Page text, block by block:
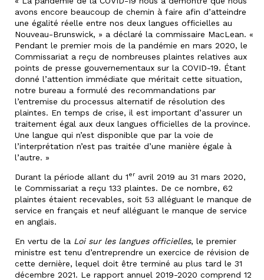
avons encore beaucoup de chemin à faire afin d’atteindre
une égalité réelle entre nos deux langues officielles au
Nouveau-Brunswick, » a déclaré la commissaire MacLean. «
Pendant le premier mois de la pandémie en mars 2020, le
Commissariat a reçu de nombreuses plaintes relatives aux
points de presse gouvernementaux sur la COVID-19. Étant
donné l’attention immédiate que méritait cette situation,
notre bureau a formulé des recommandations par
l’entremise du processus alternatif de résolution des
plaintes. En temps de crise, il est important d’assurer un
traitement égal aux deux langues officielles de la province.
Une langue qui n’est disponible que par la voie de
l’interprétation n’est pas traitée d’une manière égale à
l’autre. »
Durant la période allant du 1er avril 2019 au 31 mars 2020,
le Commissariat a reçu 133 plaintes. De ce nombre, 62
plaintes étaient recevables, soit 53 alléguant le manque de
service en français et neuf alléguant le manque de service
en anglais.
En vertu de la Loi sur les langues officielles, le premier
ministre est tenu d’entreprendre un exercice de révision de
cette dernière, lequel doit être terminé au plus tard le 31
décembre 2021. Le rapport annuel 2019-2020 comprend 12